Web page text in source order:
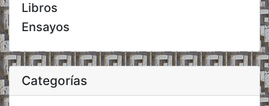
Libros
Ensayos
Categorías